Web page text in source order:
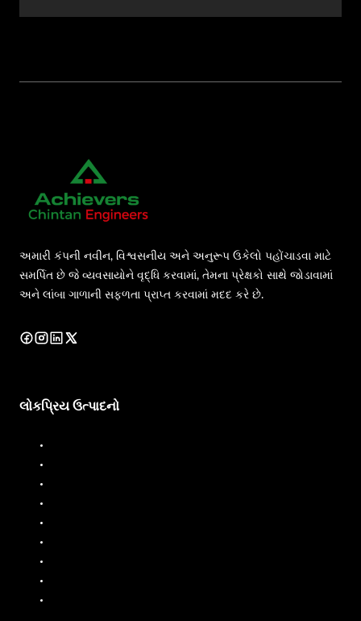
અમારી કંપની નવીન, વિશ્વસનીય અને અનુરૂપ ઉકેલો પહોંચાડવા માટે
સમર્પિત છે જે વ્યવસાયોને વૃદ્ધિ કરવામાં, તેમના પ્રેક્ષકો સાથે જોડાવામાં
અને લાંબા ગાળાની સફળતા પ્રાપ્ત કરવામાં મદદ કરે છે.
લોકપ્રિય ઉત્પાદનો